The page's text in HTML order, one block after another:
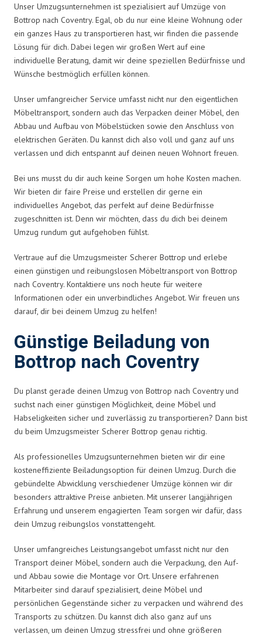
Unser Umzugsunternehmen ist spezialisiert auf Umzüge von
Bottrop nach Coventry. Egal, ob du nur eine kleine Wohnung oder
ein ganzes Haus zu transportieren hast, wir finden die passende
Lösung für dich. Dabei legen wir großen Wert auf eine
individuelle Beratung, damit wir deine speziellen Bedürfnisse und
Wünsche bestmöglich erfüllen können.
Unser umfangreicher Service umfasst nicht nur den eigentlichen
Möbeltransport, sondern auch das Verpacken deiner Möbel, den
Abbau und Aufbau von Möbelstücken sowie den Anschluss von
elektrischen Geräten. Du kannst dich also voll und ganz auf uns
verlassen und dich entspannt auf deinen neuen Wohnort freuen.
Bei uns musst du dir auch keine Sorgen um hohe Kosten machen.
Wir bieten dir faire Preise und erstellen dir gerne ein
individuelles Angebot, das perfekt auf deine Bedürfnisse
zugeschnitten ist. Denn wir möchten, dass du dich bei deinem
Umzug rundum gut aufgehoben fühlst.
Vertraue auf die Umzugsmeister Scherer Bottrop und erlebe
einen günstigen und reibungslosen Möbeltransport von Bottrop
nach Coventry. Kontaktiere uns noch heute für weitere
Informationen oder ein unverbindliches Angebot. Wir freuen uns
darauf, dir bei deinem Umzug zu helfen!
Günstige Beiladung von
Bottrop nach Coventry
Du planst gerade deinen Umzug von Bottrop nach Coventry und
suchst nach einer günstigen Möglichkeit, deine Möbel und
Habseligkeiten sicher und zuverlässig zu transportieren? Dann bist
du beim Umzugsmeister Scherer Bottrop genau richtig.
Als professionelles Umzugsunternehmen bieten wir dir eine
kosteneffiziente Beiladungsoption für deinen Umzug. Durch die
gebündelte Abwicklung verschiedener Umzüge können wir dir
besonders attraktive Preise anbieten. Mit unserer langjährigen
Erfahrung und unserem engagierten Team sorgen wir dafür, dass
dein Umzug reibungslos vonstattengeht.
Unser umfangreiches Leistungsangebot umfasst nicht nur den
Transport deiner Möbel, sondern auch die Verpackung, den Auf-
und Abbau sowie die Montage vor Ort. Unsere erfahrenen
Mitarbeiter sind darauf spezialisiert, deine Möbel und
persönlichen Gegenstände sicher zu verpacken und während des
Transports zu schützen. Du kannst dich also ganz auf uns
verlassen, um deinen Umzug stressfrei und ohne größeren